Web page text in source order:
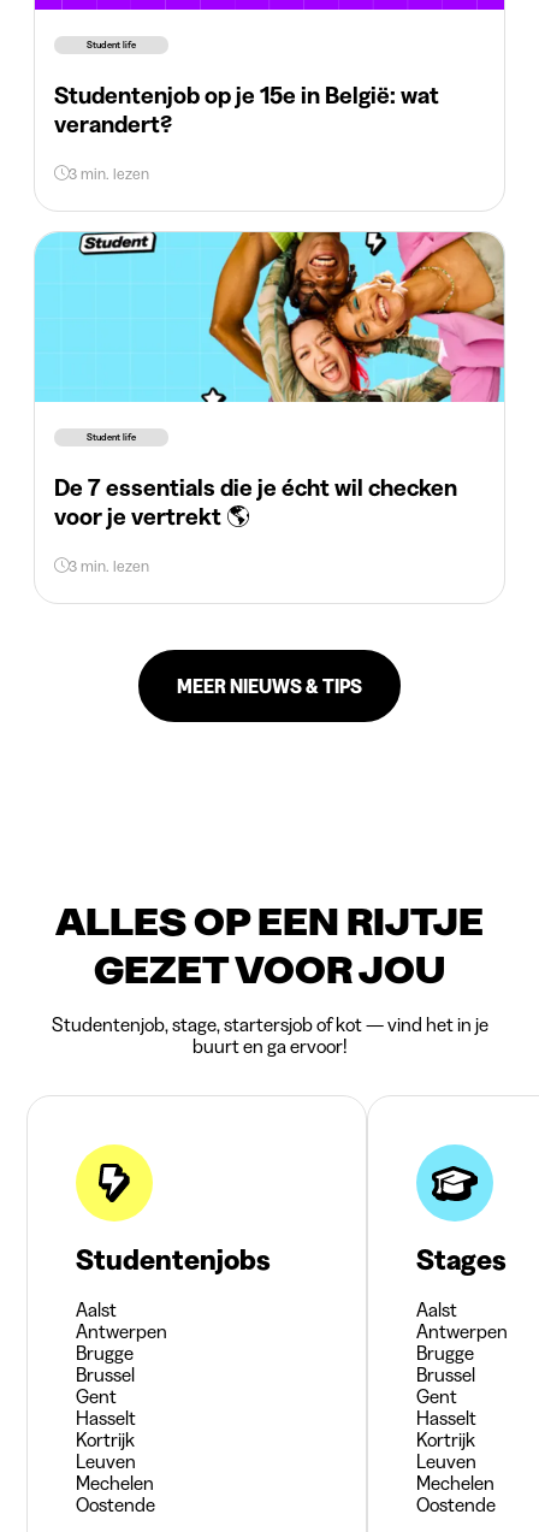
Student life
Studentenjob op je 15e in België: wat
verandert?
3 min. lezen
Student life
De 7 essentials die je écht wil checken
voor je vertrekt 🌎
3 min. lezen
MEER NIEUWS & TIPS
ALLES OP EEN RIJTJE
GEZET VOOR JOU
Studentenjob, stage, startersjob of kot — vind het in je
buurt en ga ervoor!
Studentenjobs
Aalst
Antwerpen
Brugge
Brussel
Gent
Hasselt
Kortrijk
Leuven
Mechelen
Oostende
Stages
Aalst
Antwerpen
Brugge
Brussel
Gent
Hasselt
Kortrijk
Leuven
Mechelen
Oostende